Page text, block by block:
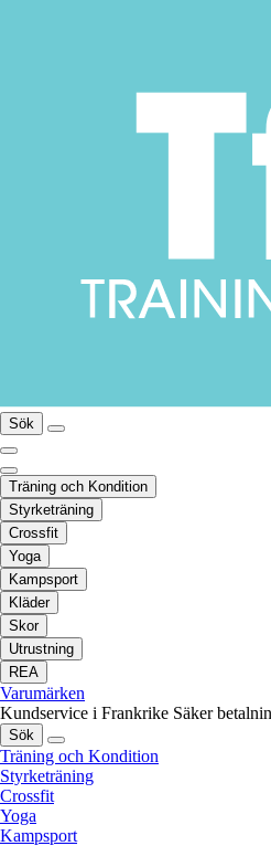
Sök
Träning och Kondition
Styrketräning
Crossfit
Yoga
Kampsport
Kläder
Skor
Utrustning
REA
Varumärken
Kundservice i Frankrike Säker
Sök
Träning och Kondition
Styrketräning
Crossfit
Yoga
Kampsport